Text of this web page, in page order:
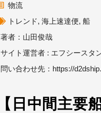
物流
トレンド, 海上速達便, 船
著者：山田俊哉
サイト運営者 : エフシースタ
問い合わせ先： https://
【日中間主